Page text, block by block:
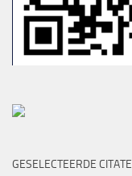
GESELECTEERDE